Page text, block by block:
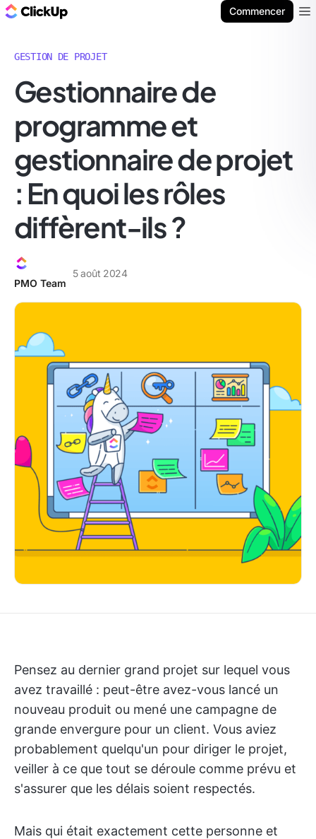
Commencer
GESTION DE PROJET
Gestionnaire de
programme et
gestionnaire de projet
: En quoi les rôles
diffèrent-ils ?
PMO Team
5 août 2024
Pensez au dernier grand projet sur lequel vous
avez travaillé : peut-être avez-vous lancé un
nouveau produit ou mené une campagne de
grande envergure pour un client. Vous aviez
probablement quelqu'un pour diriger le projet,
veiller à ce que tout se déroule comme prévu et
s'assurer que les délais soient respectés.
Mais qui était exactement cette personne et